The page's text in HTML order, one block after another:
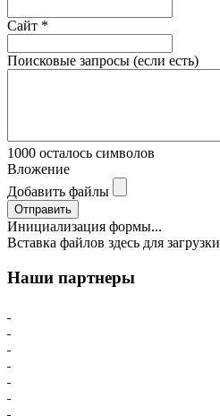
Сайт *
Поисковые запросы (если есть)
1000 осталось символов
Вложение
Добавить файлы
Отправить
Инициализация формы...
Вставка файлов здесь для загрузки
Наши партнеры